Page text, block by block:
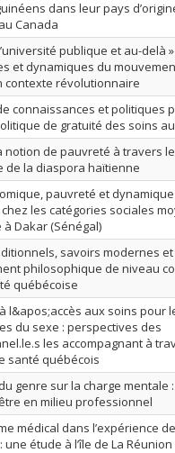
dans leur pays
Canada
publique et au-delà »
et dynamiques du
contexte révolutionnaire
connaissances et politiques
de gratuité des soins
notion de pauvreté à travers
de la diaspora haïtienne
pauvreté et
les catégories sociales
Dakar (Sénégal)
savoirs modernes et
philosophique de niveau
québécoise
l&apos;accès aux soins pour
du sexe : perspectives des
les accompagnant à
santé québécois
genre sur la charge mentale
en milieu professionnel
médical dans l’expérience
étude à l’île de La Réunion